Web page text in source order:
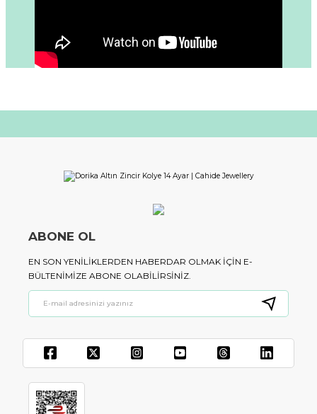
ABONE OL
EN SON YENILIKLERDEN HABERDAR OLMAK IÇIN E-
BÜLTENIMIZE ABONE OLABILIRSINIZ.